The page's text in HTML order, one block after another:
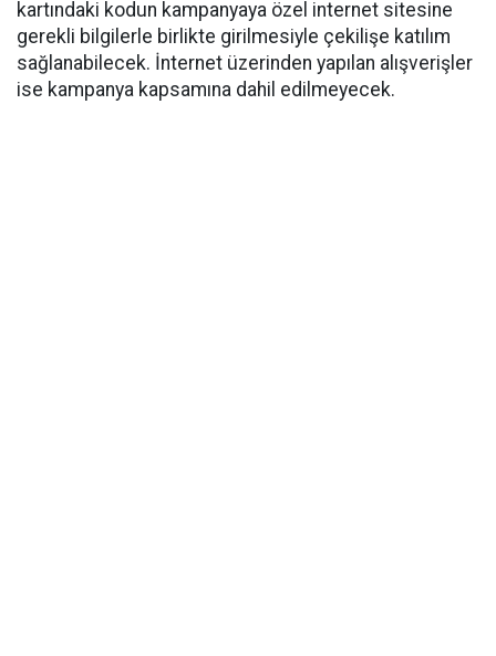
kartındaki kodun kampanyaya özel internet sitesine
gerekli bilgilerle birlikte girilmesiyle çekilişe katılım
sağlanabilecek. İnternet üzerinden yapılan alışverişler
ise kampanya kapsamına dahil edilmeyecek.